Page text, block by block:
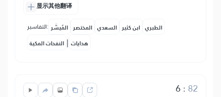
显示其他翻译
التفاسير: المُيسَّر المختصر السعدي ابن كثير الطبري
النفحات المكية | هدايات
6: 82